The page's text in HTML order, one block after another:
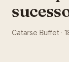
Catarse Buffet ·